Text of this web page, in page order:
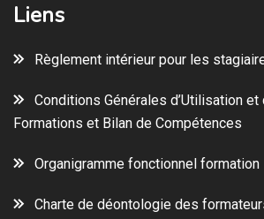
Liens
Règlement intérieur pour les
Conditions Générales d’Utilisation et
Formations et Bilan de Compétences
Organigramme fonctionnel formation
Charte de déontologie des